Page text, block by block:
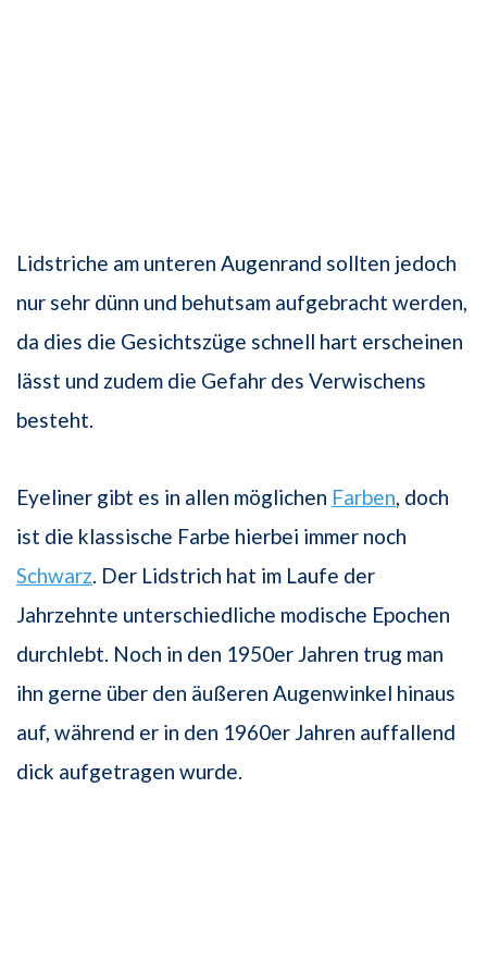
Lidstriche am unteren Augenrand sollten jedoch
nur sehr dünn und behutsam aufgebracht werden,
da dies die Gesichtszüge schnell hart erscheinen
lässt und zudem die Gefahr des Verwischens
besteht.
Eyeliner gibt es in allen möglichen Farben, doch
ist die klassische Farbe hierbei immer noch
Schwarz. Der Lidstrich hat im Laufe der
Jahrzehnte unterschiedliche modische Epochen
durchlebt. Noch in den 1950er Jahren trug man
ihn gerne über den äußeren Augenwinkel hinaus
auf, während er in den 1960er Jahren auffallend
dick aufgetragen wurde.